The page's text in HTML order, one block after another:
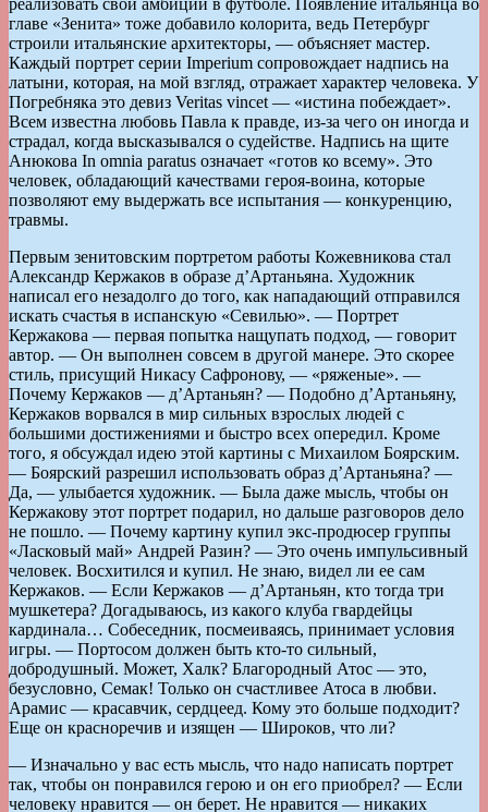
главе «Зенита» тоже добавило колорита, ведь Петербург
строили итальянские архитекторы, — объясняет мастер.
Каждый портрет серии Imperium сопровождает надпись на
латыни, которая, на мой взгляд, отражает характер человека. У
Погребняка это девиз Veritas vincet — «истина побеждает».
Всем известна любовь Павла к правде, из-за чего он иногда и
страдал, когда высказывался о судействе. Надпись на щите
Анюкова In omnia paratus означает «готов ко всему». Это
человек, обладающий качествами героя-воина, которые
позволяют ему выдержать все испытания — конкуренцию,
травмы.
Первым зенитовским портретом работы Кожевникова стал
Александр Кержаков в образе д’Артаньяна. Художник
написал его незадолго до того, как нападающий отправился
искать счастья в испанскую «Севилью». — Портрет
Кержакова — первая попытка нащупать подход, — говорит
автор. — Он выполнен совсем в другой манере. Это скорее
стиль, присущий Никасу Сафронову, — «ряженые». —
Почему Кержаков — д’Артаньян? — Подобно д’Артаньяну,
Кержаков ворвался в мир сильных взрослых людей с
большими достижениями и быстро всех опередил. Кроме
того, я обсуждал идею этой картины с Михаилом Боярским.
— Боярский разрешил использовать образ д’Артаньяна? —
Да, — улыбается художник. — Была даже мысль, чтобы он
Кержакову этот портрет подарил, но дальше разговоров дело
не пошло. — Почему картину купил экс-продюсер группы
«Ласковый май» Андрей Разин? — Это очень импульсивный
человек. Восхитился и купил. Не знаю, видел ли ее сам
Кержаков. — Если Кержаков — д’Артаньян, кто тогда три
мушкетера? Догадываюсь, из какого клуба гвардейцы
кардинала… Собеседник, посмеиваясь, принимает условия
игры. — Портосом должен быть кто-то сильный,
добродушный. Может, Халк? Благородный Атос — это,
безусловно, Семак! Только он счастливее Атоса в любви.
Арамис — красавчик, сердцеед. Кому это больше подходит?
Еще он красноречив и изящен — Широков, что ли?
— Изначально у вас есть мысль, что надо написать портрет
так, чтобы он понравился герою и он его приобрел? — Если
человеку нравится — он берет. Не нравится — никаких